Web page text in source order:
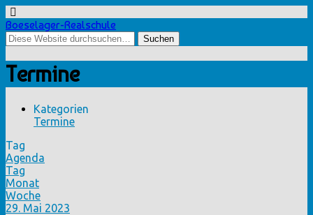
Boeselager-Realschule
Termine
Kategorien
Termine
Tag
Agenda
Tag
Monat
Woche
29. Mai 2023